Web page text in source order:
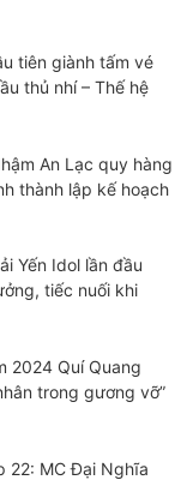
tiên giành tấm vé
thủ nhí – Thế hệ
An Lạc quy hàng
thành lập kế hoạch
Yến Idol lần đầu
tiếc nuối khi
2024 Quí Quang
trong gương vỡ”
22: MC Đại Nghĩa